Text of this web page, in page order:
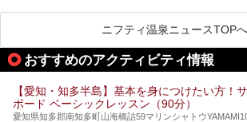
ムリエの目線で紹介していきます！
名古屋市内にはスーパー銭湯や日帰
行こうかな？」と悩んでしまう方も
ぜひこの記事を参考にして「キャナ
てみるのはいかがでしょうか？
ニフティ温泉ニュースTOPへ
おすすめのアクティビティ情報
【愛知・知多半島】基本を身につけたい方！
ボード ベーシックレッスン（90分）
愛知県知多郡南知多町山海橋詰59マリンシャトウ